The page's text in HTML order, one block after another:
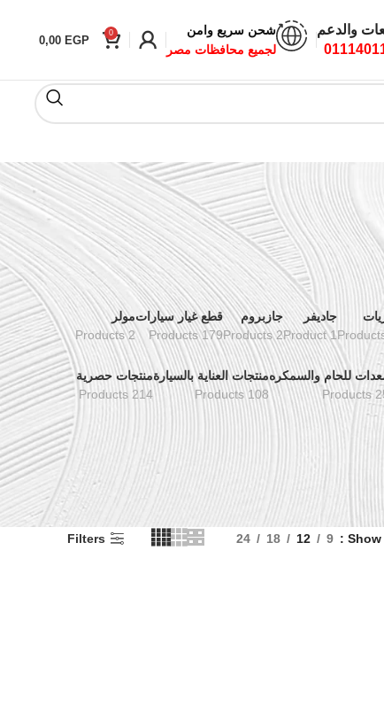
والدعم
شحن سريع وامن
لجميع محافظات مصر
0
0,00 EGP
جاديفر
1 Product
جازبروم
2 Products
قطع غيار سيارات
179 Products
مولر
2 Products
للحام والسمكره
25
منتجات العناية بالسيارة
108 Products
منتجات حصرية
214 Products
Show
9
12
18
24
Filters